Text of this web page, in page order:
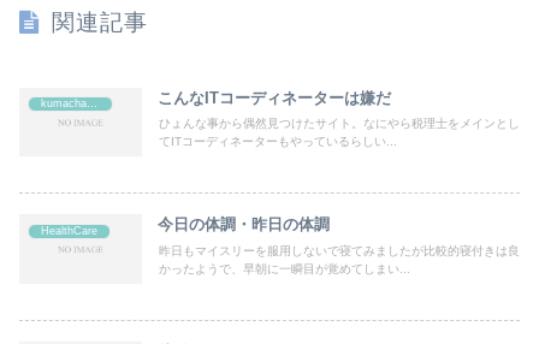
関連記事
こんなITコーディネーターは嫌だ
ひょんな事から偶然見つけたサイト。なにやら税理士をメインとし
てITコーディネーターもやっているらしい...
HealthCare 今日の体調・昨日の体調
昨日もマイスリーを服用しないで寝てみましたが比較的寝付きは良
かったようで、早朝に一瞬目が覚めてしまい...